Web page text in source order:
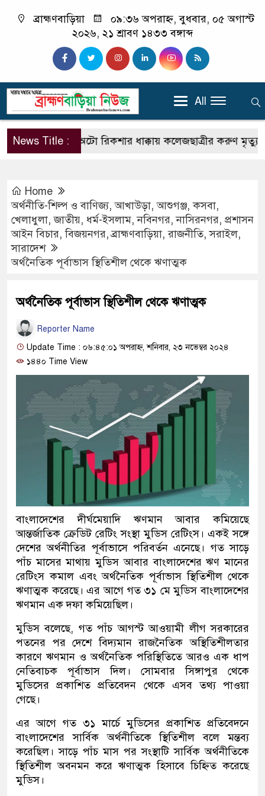
ব্রাহ্মণবাড়িয়া
০৯:৩৬ অপরাহ্ন, বুধবার, ০৫ অগাস্ট
২০২৬, ২১ শ্রাবণ ১৪৩৩ বঙ্গাব্দ
All
News Title :অটো রিকশার ধাক্কায় কলেজছাত্রীর করুণ মৃত্যু।
Home
অর্থনীতি-শিল্প ও বাণিজ্য,আখাউড়া,আশুগঞ্জ,কসবা,
খেলাধুলা,জাতীয়, ধর্ম-ইসলাম,নবিনগর,নাসিরনগর, প্রশাসন
আইন বিচার,বিজয়নগর,ব্রাহ্মণবাড়িয়া,রাজনীতি,সরাইল,
সারাদেশ
অর্থনৈতিক পূর্বাভাস স্থিতিশীল থেকে ঋণাত্মক
অর্থনৈতিক পূর্বাভাস স্থিতিশীল থেকে ঋণাত্মক
Reporter Name
Update Time : ০৬:৪৫:০১ অপরাহ্ন, শনিবার, ২৩ নভেম্বর ২০২৪
১৪৪০ Time View
বাংলাদেশের দীর্ঘমেয়াদি ঋণমান আবার কমিয়েছে
আন্তর্জাতিক ক্রেডিট রেটিং সংস্থা মুডিস রেটিংস। একই সঙ্গে
দেশের অর্থনীতির পূর্বাভাসে পরিবর্তন এনেছে। গত সাড়ে
পাঁচ মাসের মাথায় মুডিস আবার বাংলাদেশের ঋণ মানের
রেটিংস কমাল এবং অর্থনৈতিক পূর্বাভাস স্থিতিশীল থেকে
ঋণাত্মক করেছে। এর আগে গত ৩১ মে মুডিস বাংলাদেশের
ঋণমান এক দফা কমিয়েছিল।
মুডিস বলেছে, গত পাঁচ আগস্ট আওয়ামী লীগ সরকারের
পতনের পর দেশে বিদ্যমান রাজনৈতিক অস্থিতিশীলতার
কারণে ঋণমান ও অর্থনৈতিক পরিস্থিতিতে আরও এক ধাপ
নেতিবাচক পূর্বাভাস দিল। সোমবার সিঙ্গাপুর থেকে
মুডিসের প্রকাশিত প্রতিবেদন থেকে এসব তথ্য পাওয়া
গেছে।
এর আগে গত ৩১ মার্চে মুডিসের প্রকাশিত প্রতিবেদনে
বাংলাদেশের সার্বিক অর্থনীতিকে স্থিতিশীল বলে মন্তব্য
করেছিল। সাড়ে পাঁচ মাস পর সংস্থাটি সার্বিক অর্থনীতিকে
স্থিতিশীল অবনমন করে ঋণাত্মক হিসাবে চিহ্নিত করেছে
মুডিস।